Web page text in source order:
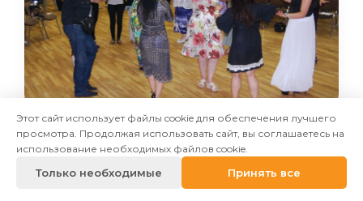
Этот сайт использует файлы cookie для обеспечения лучшего
просмотра. Продолжая использовать сайт, вы соглашаетесь на
использование необходимых файлов cookie.
Только необходимые Принять все